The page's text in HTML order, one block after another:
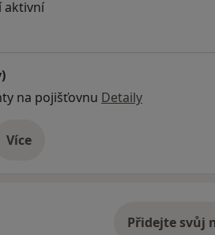
aktivní
na pojišťovnu Detaily
Víceo adrese
Přidejte svůj